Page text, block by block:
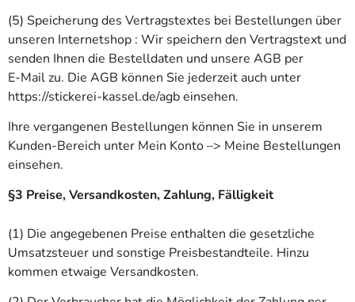
(5) Speicherung des Vertragstextes bei Bestellungen über
unseren Internetshop : Wir speichern den Vertragstext und
senden Ihnen die Bestelldaten und unsere AGB per
E-Mail zu. Die AGB können Sie jederzeit auch unter
https://stickerei-kassel.de/agb einsehen.
Ihre vergangenen Bestellungen können Sie in unserem
Kunden-Bereich unter Mein Konto –> Meine Bestellungen
einsehen.
§3 Preise, Versandkosten, Zahlung, Fälligkeit
(1) Die angegebenen Preise enthalten die gesetzliche
Umsatzsteuer und sonstige Preisbestandteile. Hinzu
kommen etwaige Versandkosten.